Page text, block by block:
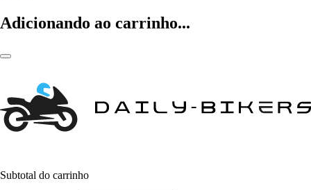
Adicionando ao carrinho...
Subtotal do carrinho